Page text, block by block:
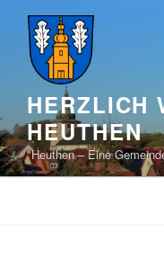
Inhalt
springen
HERZLICH
HEUTHEN
"Heuthen – Eine